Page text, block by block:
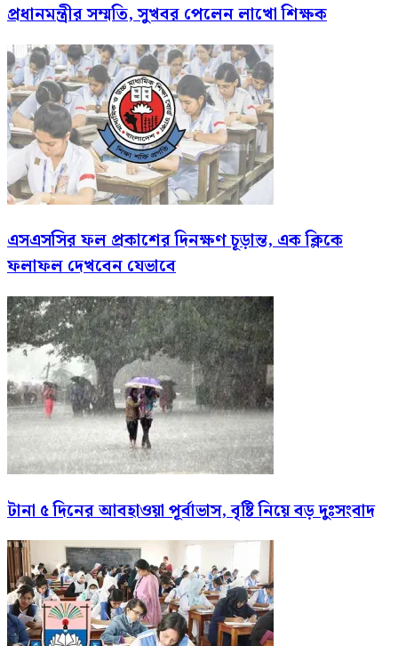
প্রধানমন্ত্রীর সম্মতি, সুখবর পেলেন লাখো শিক্ষক
এসএসসির ফল প্রকাশের দিনক্ষণ চূড়ান্ত, এক ক্লিকে
ফলাফল দেখবেন যেভাবে
টানা ৫ দিনের আবহাওয়া পূর্বাভাস, বৃষ্টি নিয়ে বড় দুঃসংবাদ